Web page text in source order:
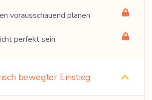
vorausschauend planen
perfekt sein
bewegter Einstieg